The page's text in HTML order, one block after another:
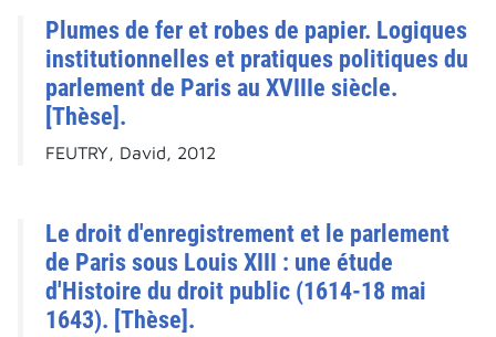
Plumes de fer et robes de papier. Logiques
institutionnelles et pratiques politiques du
parlement de Paris au XVIIIe siècle.
[Thèse].
FEUTRY, David, 2012
Le droit d'enregistrement et le parlement
de Paris sous Louis XIII : une étude
d'Histoire du droit public (1614-18 mai
1643). [Thèse].